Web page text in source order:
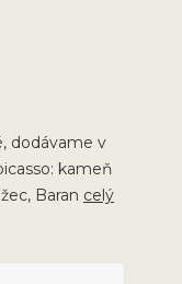
dodávame v
kameň
Baran celý